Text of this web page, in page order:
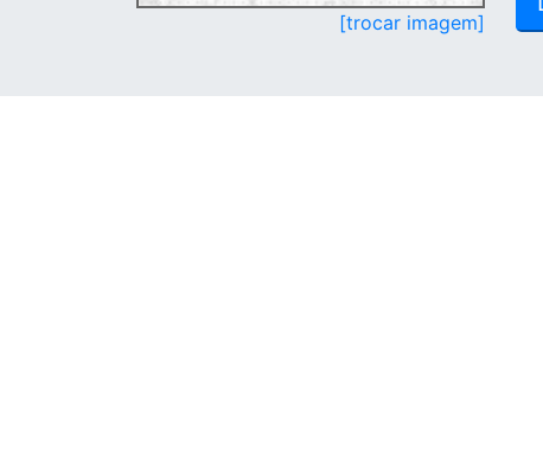
[trocar imagem]